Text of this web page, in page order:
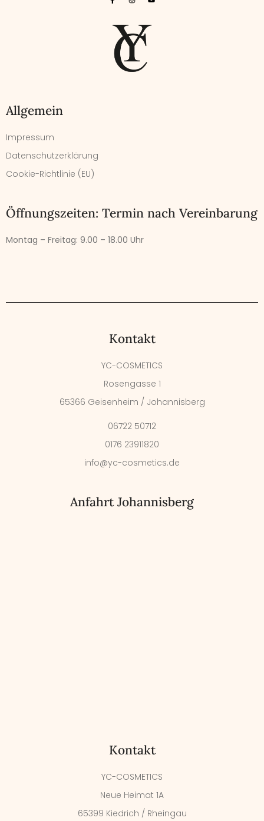
Allgemein
Impressum
Datenschutzerklärung
Cookie-Richtlinie (EU)
Öffnungszeiten: Termin nach Vereinbarung
Montag – Freitag: 9.00 – 18.00 Uhr
Kontakt
YC-COSMETICS
Rosengasse 1
65366 Geisenheim / Johannisberg
06722 50712
0176 23911820
info@yc-cosmetics.de
Anfahrt Johannisberg
Kontakt
YC-COSMETICS
Neue Heimat 1A
65399 Kiedrich / Rheingau